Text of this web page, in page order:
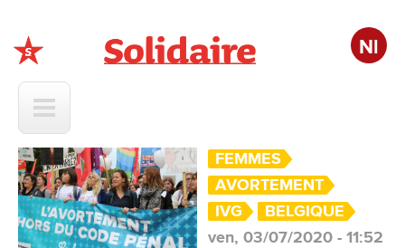
Nl
FEMMES
AVORTEMENT
IVG
BELGIQUE
ven, 03/07/2020 - 11:52